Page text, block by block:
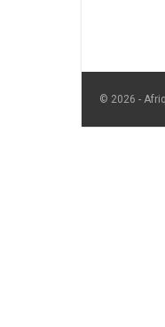
© 2026 -